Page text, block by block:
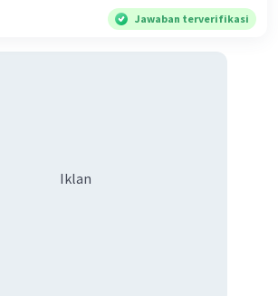
Jawaban terverifikasi
Iklan